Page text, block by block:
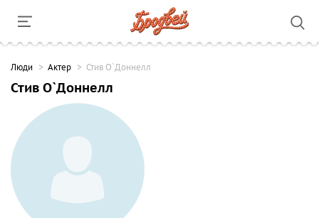
Люди Актер Стив О`Доннелл
Стив О`Доннелл